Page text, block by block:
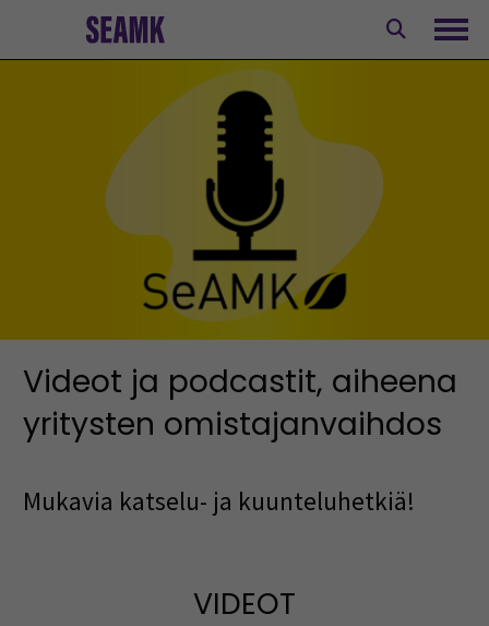
Videot ja podcastit, aiheena
yritysten omistajanvaihdos
Mukavia katselu- ja kuunteluhetkiä!
VIDEOT